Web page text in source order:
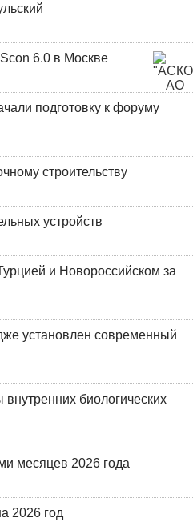
6.0 в Москве
подготовку к форуму
строительству
устройств
и Новороссийском за
установлен современный
биологических
месяцев 2026 года
2026 год